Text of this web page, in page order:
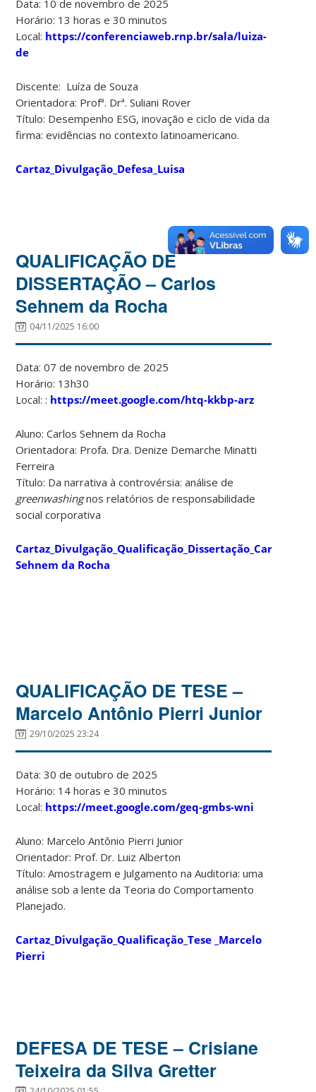
Data: 10 de novembro de 2025
Horário: 13 horas e 30 minutos
Local: https://conferenciaweb.rnp.br/sala/luiza-
de
Discente: Luíza de Souza
Orientadora: Profª. Drª. Suliani Rover
Título: Desempenho ESG, inovação e ciclo de vida da
firma: evidências no contexto latinoamericano.
Cartaz_Divulgação_Defesa_Luisa
QUALIFICAÇÃO DE
DISSERTAÇÃO – Carlos
Sehnem da Rocha
04/11/2025 16:00
Data: 07 de novembro de 2025
Horário: 13h30
Local: : https://meet.google.com/htq-kkbp-arz
Aluno: Carlos Sehnem da Rocha
Orientadora: Profa. Dra. Denize Demarche Minatti
Ferreira
Título: Da narrativa à controvérsia: análise de
greenwashingnos relatórios de responsabilidade
social corporativa
Cartaz_Divulgação_Qualificação_Dissertação_Carlos
Sehnem da Rocha
QUALIFICAÇÃO DE TESE –
Marcelo Antônio Pierri Junior
29/10/2025 23:24
Data: 30 de outubro de 2025
Horário: 14 horas e 30 minutos
Local: https://meet.google.com/geq-gmbs-wni
Aluno: Marcelo Antônio Pierri Junior
Orientador: Prof. Dr. Luiz Alberton
Título: Amostragem e Julgamento na Auditoria: uma
análise sob a lente da Teoria do Comportamento
Planejado.
Cartaz_Divulgação_Qualificação_Tese _Marcelo
Pierri
DEFESA DE TESE – Crisiane
Teixeira da Silva Gretter